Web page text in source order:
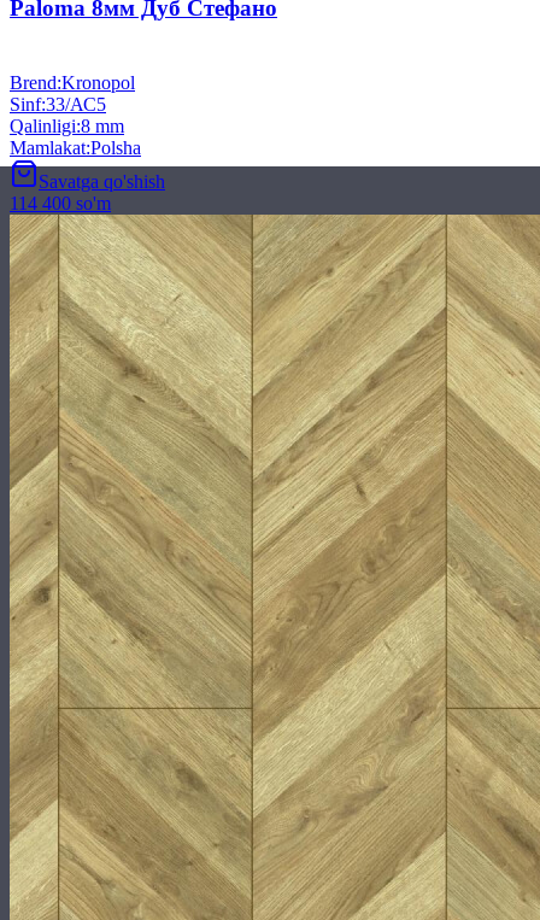
Paloma 8мм Дуб Стефано
Brend:Kronopol
Sinf:33/АС5
Qalinligi:8 mm
Mamlakat:Polsha
Savatga qo'shish
114 400 so'm